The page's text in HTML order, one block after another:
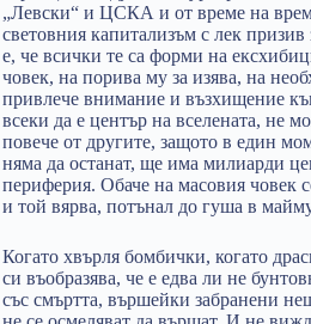
„Левски“ и ЦСКА и от време на
световния капитализъм с лек
е, че всички те са форми на
човек, на порива му за изява, на
привлече внимание и възхищение
всеки да е център на вселената, не
повече от другите, защото в един
няма да останат, ще има милиарди
периферия. Обаче на масовия човек
и той вярва, потънал до гуша в
Когато хвърля бомбички, когато
си въобразява, че е едва ли не
със смъртта, вършейки забранени